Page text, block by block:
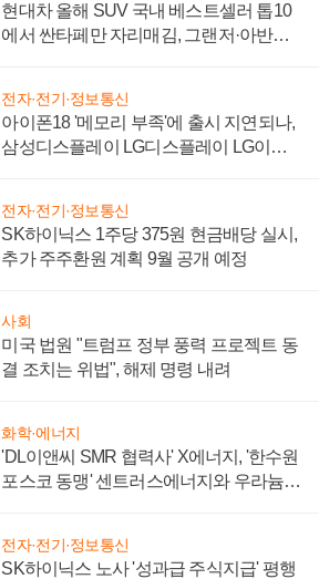
현대차 올해 SUV 국내 베스트셀러 톱10
에서 싼타페만 자리매김, 그랜저·아반떼
전자·전기·정보통신
아이폰18 '메모리 부족'에 출시 지연되나,
삼성디스플레이 LG디스플레이 LG이노
전자·전기·정보통신
SK하이닉스 1주당 375원 현금배당 실시,
추가 주주환원 계획 9월 공개 예정
사회
미국 법원 "트럼프 정부 풍력 프로젝트 동
결 조치는 위법", 해제 명령 내려
화학·에너지
'DL이앤씨 SMR 협력사' X에너지, '한수원
포스코 동맹' 센트러스에너지와 우라늄
전자·전기·정보통신
SK하이닉스 노사 '성과급 주식지급' 평행